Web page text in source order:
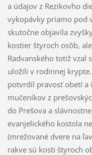
a údajov z Rezikovho
vykopávky priamo pod
skutočne objavila
kostier štyroch osôb,
Radvanského totiž vzal
uložili v rodinnej
potvrdil pravosť obetí a
mučeníkov z
do Prešova a
evanjelického kostola
(mrežované dvere na
rakve sú kosti štyroch